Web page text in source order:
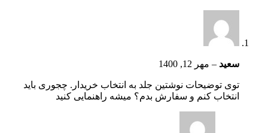
سعید – مهر 12, 1400
توی توضیحات نوشتین جلد به انتخاب خریدار. چجوری باید
انتخاب کنم و سفارش بدم؟ میشه راهنمایی کنید